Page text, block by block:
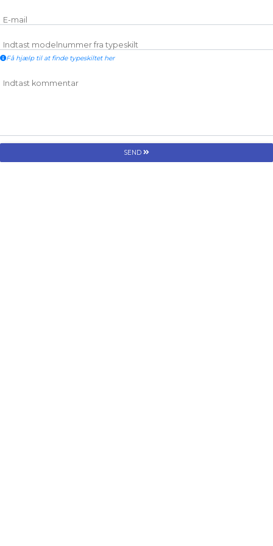
E-mail
Indtast modelnummer fra typeskilt
Få hjælp til at finde typeskiltet her
Indtast kommentar
SEND